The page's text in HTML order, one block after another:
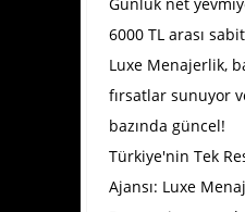
6000 TL arası
Luxe Menajerlik,
fırsatlar sunuyor
bazında güncel!
Türkiye'nin Tek
Ajansı: Luxe